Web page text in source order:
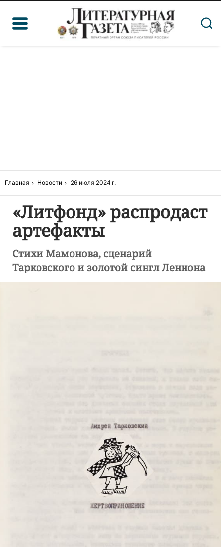
Главная Новости 26 июля 2024 г.
«Литфонд» распродаст
артефакты
Стихи Мамонова, сценарий
Тарковского и золотой сингл Леннона